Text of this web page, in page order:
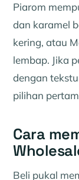
Piarom
dan karamel
kering, atau
lembap. Jika
dengan
pilihan
Cara
Beli pukal